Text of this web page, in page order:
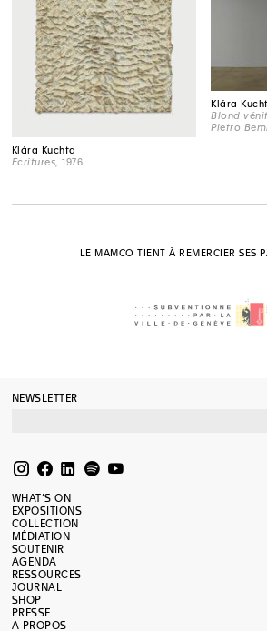
Klára Kuchta
Ecritures , 1976
Klára
Blond
Pietro
LE MAMCO TIENT À REMERCIER SES
NEWSLETTER
WHAT’S ON
EXPOSITIONS
COLLECTION
MÉDIATION
SOUTENIR
AGENDA
RESSOURCES
JOURNAL
SHOP
PRESSE
A PROPOS